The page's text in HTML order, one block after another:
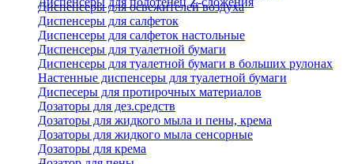
Диспенсеры для освежителей воздуха
Диспенсеры для салфеток
Диспенсеры для салфеток настольные
Диспенсеры для туалетной бумаги
Диспенсеры для туалетной бумаги в больших рулонах
Настенные диспенсеры для туалетной бумаги
Диспесеры для протирочных материалов
Дозаторы для дез.средств
Дозаторы для жидкого мыла и пены, крема
Дозаторы для жидкого мыла сенсорные
Дозаторы для крема